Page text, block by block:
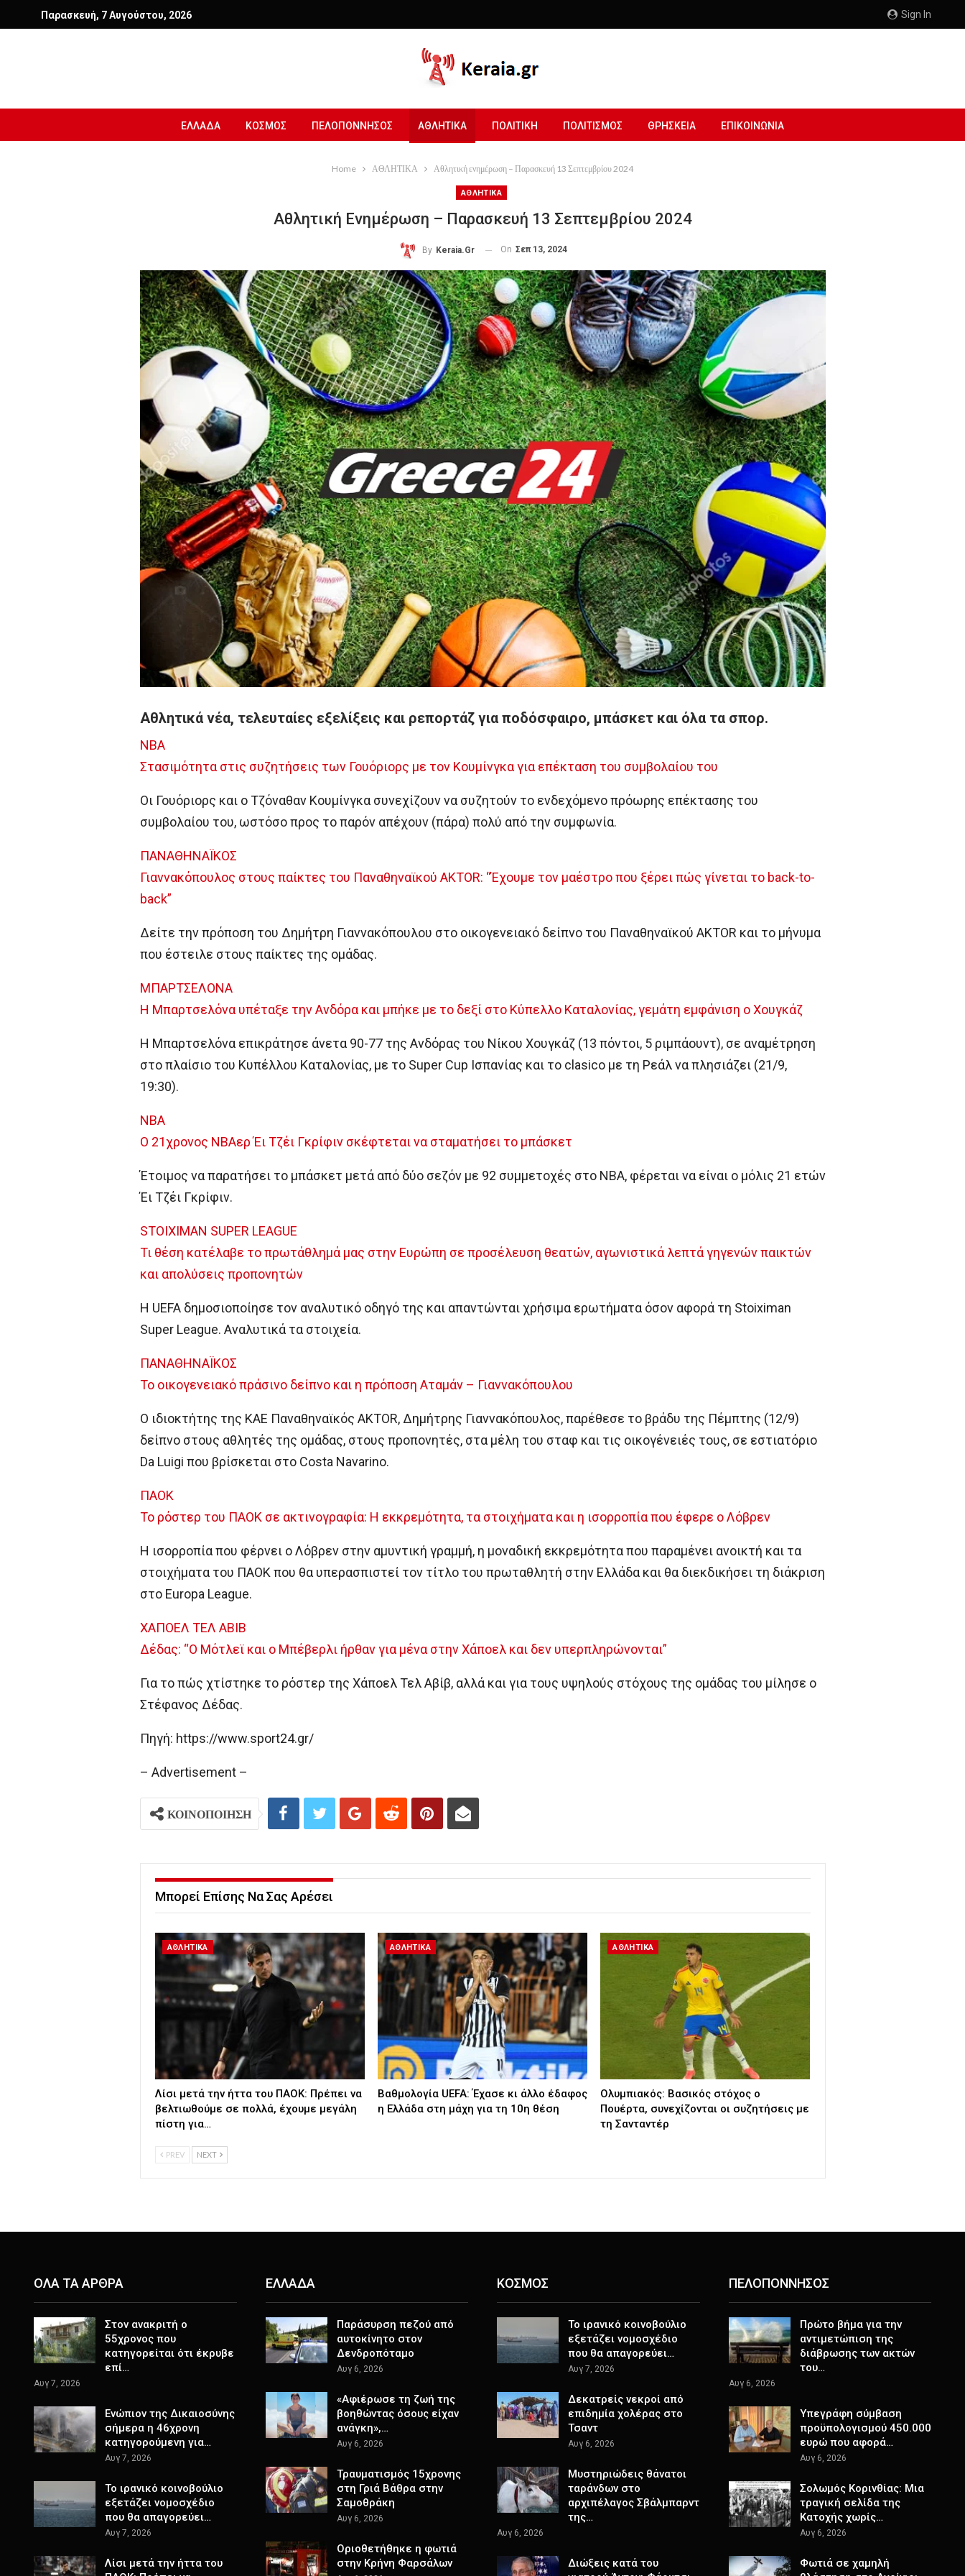
Sign In
Παρασκευή, 7 Αυγούστου, 2026
ΕΛΛΑΔΑ ΚΟΣΜΟΣ ΠΕΛΟΠΟΝΝΗΣΟΣ ΑΘΛΗΤΙΚΑ ΠΟΛΙΤΙΚΗ ΠΟΛΙΤΙΣΜΟΣ ΘΡΗΣΚΕΙΑ ΕΠΙΚΟΙΝΩΝΙΑ
Home ΑΘΛΗΤΙΚΑ Αθλητική ενημέρωση – Παρασκευή 13 Σεπτεμβρίου 2024
ΑΘΛΗΤΙΚΑ
Αθλητική Ενημέρωση – Παρασκευή 13 Σεπτεμβρίου 2024
By Keraia.gr On Σεπ 13, 2024
Αθλητικά νέα, τελευταίες εξελίξεις και ρεπορτάζ για ποδόσφαιρο, μπάσκετ και όλα τα σπορ.
NBA
Στασιμότητα στις συζητήσεις των Γουόριορς με τον Κουμίνγκα για επέκταση του συμβολαίου του
Οι Γουόριορς και ο Τζόναθαν Κουμίνγκα συνεχίζουν να συζητούν το ενδεχόμενο πρόωρης επέκτασης του
συμβολαίου του, ωστόσο προς το παρόν απέχουν (πάρα) πολύ από την συμφωνία.
ΠΑΝΑΘΗΝΑΪΚΟΣ
Γιαννακόπουλος στους παίκτες του Παναθηναϊκού AKTOR: “Έχουμε τον μαέστρο που ξέρει πώς γίνεται το back-to-
back”
Δείτε την πρόποση του Δημήτρη Γιαννακόπουλου στο οικογενειακό δείπνο του Παναθηναϊκού AKTOR και το μήνυμα
που έστειλε στους παίκτες της ομάδας.
ΜΠΑΡΤΣΕΛΟΝΑ
Η Μπαρτσελόνα υπέταξε την Ανδόρα και μπήκε με το δεξί στο Κύπελλο Καταλονίας, γεμάτη εμφάνιση ο Χουγκάζ
Η Μπαρτσελόνα επικράτησε άνετα 90-77 της Ανδόρας του Νίκου Χουγκάζ (13 πόντοι, 5 ριμπάουντ), σε αναμέτρηση
στο πλαίσιο του Κυπέλλου Καταλονίας, με το Super Cup Ισπανίας και το clasico με τη Ρεάλ να πλησιάζει (21/9,
19:30).
NBA
Ο 21χρονος NBAερ Έι Τζέι Γκρίφιν σκέφτεται να σταματήσει το μπάσκετ
Έτοιμος να παρατήσει το μπάσκετ μετά από δύο σεζόν με 92 συμμετοχές στο NBA, φέρεται να είναι ο μόλις 21 ετών
Έι Τζέι Γκρίφιν.
STOIXIMAN SUPER LEAGUE
Τι θέση κατέλαβε το πρωτάθλημά μας στην Ευρώπη σε προσέλευση θεατών, αγωνιστικά λεπτά γηγενών παικτών
και απολύσεις προπονητών
Η UEFA δημοσιοποίησε τον αναλυτικό οδηγό της και απαντώνται χρήσιμα ερωτήματα όσον αφορά τη Stoiximan
Super League. Αναλυτικά τα στοιχεία.
ΠΑΝΑΘΗΝΑΪΚΟΣ
Το οικογενειακό πράσινο δείπνο και η πρόποση Αταμάν – Γιαννακόπουλου
Ο ιδιοκτήτης της ΚΑΕ Παναθηναϊκός AKTOR, Δημήτρης Γιαννακόπουλος, παρέθεσε το βράδυ της Πέμπτης (12/9)
δείπνο στους αθλητές της ομάδας, στους προπονητές, στα μέλη του σταφ και τις οικογένειές τους, σε εστιατόριο
Da Luigi που βρίσκεται στο Costa Navarino.
ΠΑΟΚ
Το ρόστερ του ΠΑΟΚ σε ακτινογραφία: Η εκκρεμότητα, τα στοιχήματα και η ισορροπία που έφερε ο Λόβρεν
Η ισορροπία που φέρνει ο Λόβρεν στην αμυντική γραμμή, η μοναδική εκκρεμότητα που παραμένει ανοικτή και τα
στοιχήματα του ΠΑΟΚ που θα υπερασπιστεί τον τίτλο του πρωταθλητή στην Ελλάδα και θα διεκδικήσει τη διάκριση
στο Europa League.
ΧΑΠΟΕΛ ΤΕΛ ΑΒΙΒ
Δέδας: “Ο Μότλεϊ και ο Μπέβερλι ήρθαν για μένα στην Χάποελ και δεν υπερπληρώνονται”
Για το πώς χτίστηκε το ρόστερ της Χάποελ Τελ Αβίβ, αλλά και για τους υψηλούς στόχους της ομάδας του μίλησε ο
Στέφανος Δέδας.
Πηγή: https://www.sport24.gr/
– Advertisement –
ΚΟΙΝΟΠΟΙΗΣΗ
Μπορεί Επίσης Να Σας Αρέσει
ΑΘΛΗΤΙΚΑ
Λίσι μετά την ήττα του ΠΑΟΚ: Πρέπει να
βελτιωθούμε σε πολλά, έχουμε μεγάλη
πίστη για…
ΑΘΛΗΤΙΚΑ
Βαθμολογία UEFA: Έχασε κι άλλο έδαφος
η Ελλάδα στη μάχη για τη 10η θέση
ΑΘΛΗΤΙΚΑ
Ολυμπιακός: Βασικός στόχος ο
Πουέρτα, συνεχίζονται οι συζητήσεις με
τη Σανταντέρ
PREV NEXT
ΟΛΑ ΤΑ ΑΡΘΡΑ
Στον ανακριτή ο
55χρονος που
κατηγορείται ότι έκρυβε
επί…
Αυγ 7, 2026
Ενώπιον της Δικαιοσύνης
σήμερα η 46χρονη
κατηγορούμενη για…
Αυγ 7, 2026
Το ιρανικό κοινοβούλιο
εξετάζει νομοσχέδιο
που θα απαγορεύει…
Αυγ 7, 2026
Λίσι μετά την ήττα του
ΕΛΛΑΔΑ
Παράσυρση πεζού από
αυτοκίνητο στον
Δενδροπόταμο
Αυγ 6, 2026
«Αφιέρωσε τη ζωή της
βοηθώντας όσους είχαν
ανάγκη»,…
Αυγ 6, 2026
Τραυματισμός 15χρονης
στη Γριά Βάθρα στην
Σαμοθράκη
Αυγ 6, 2026
Οριοθετήθηκε η φωτιά
στην Κρήνη Φαρσάλων
ΚΟΣΜΟΣ
Το ιρανικό κοινοβούλιο
εξετάζει νομοσχέδιο
που θα απαγορεύει…
Αυγ 7, 2026
Δεκατρείς νεκροί από
επιδημία χολέρας στο
Τσαντ
Αυγ 6, 2026
Μυστηριώδεις θάνατοι
ταράνδων στο
αρχιπέλαγος Σβάλμπαρντ
της…
Αυγ 6, 2026
Διώξεις κατά του
ΠΕΛΟΠΟΝΝΗΣΟΣ
Πρώτο βήμα για την
αντιμετώπιση της
διάβρωσης των ακτών
του…
Αυγ 6, 2026
Υπεγράφη σύμβαση
προϋπολογισμού 450.000
ευρώ που αφορά…
Αυγ 6, 2026
Σολωμός Κορινθίας: Μια
τραγική σελίδα της
Κατοχής χωρίς…
Αυγ 6, 2026
Φωτιά σε χαμηλή